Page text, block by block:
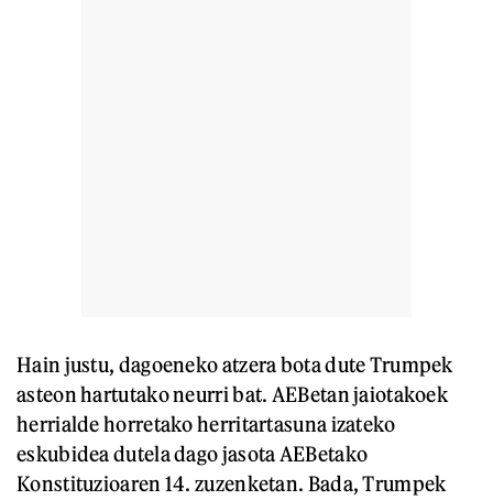
Hain justu, dagoeneko atzera bota dute Trumpek
asteon hartutako neurri bat. AEBetan jaiotakoek
herrialde horretako herritartasuna izateko
eskubidea dutela dago jasota AEBetako
Konstituzioaren 14. zuzenketan. Bada, Trumpek